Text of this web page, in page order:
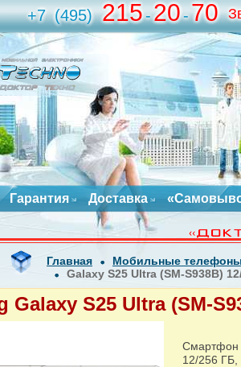
+7 (495) 215-20-70
Гарантия Доставка
Главная
Мобильные
Galaxy S25 Ultra (SM-S938B)
Galaxy S25 Ultra (SM-
Смартфон
12/256